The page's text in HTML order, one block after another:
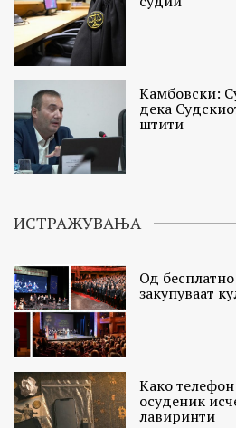
Камбовски:
дека
штити
ИСТРАЖУВАЊА
Од
закупуваат
Како
осуденик
лавиринти